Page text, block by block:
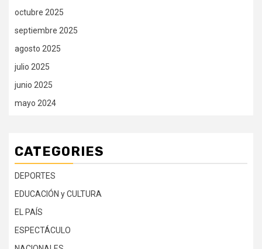
octubre 2025
septiembre 2025
agosto 2025
julio 2025
junio 2025
mayo 2024
CATEGORIES
DEPORTES
EDUCACIÓN y CULTURA
EL PAÍS
ESPECTÁCULO